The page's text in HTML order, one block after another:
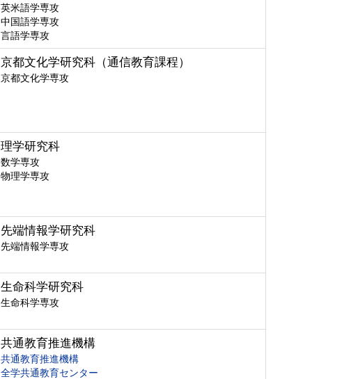
英米語学専攻
中国語学専攻
言語学専攻
京都文化学研究科（通信教育課程）
京都文化学専攻
理学研究科
数学専攻
物理学専攻
先端情報学研究科
先端情報学専攻
生命科学研究科
生命科学専攻
共通教育推進機構
共通教育推進機構
全学共通教育センター